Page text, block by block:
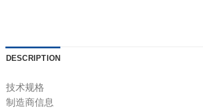
DESCRIPTION
技术规格
制造商信息